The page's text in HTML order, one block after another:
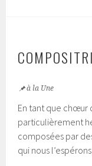
à la Une
En tant que chœur
particulièrement
composées par
qui nous